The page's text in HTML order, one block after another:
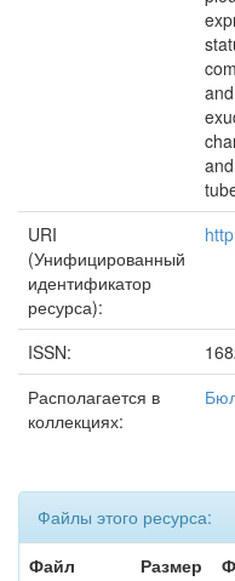
URI
(Унифицированный
идентификатор
ресурса):
ISSN:
Располагается в
коллекциях:
Файлы этого ресурса:
Файл
Размер